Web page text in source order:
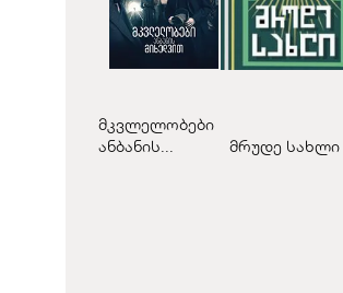
მკვლელობები
ანბანის...
მრუდე სახლი